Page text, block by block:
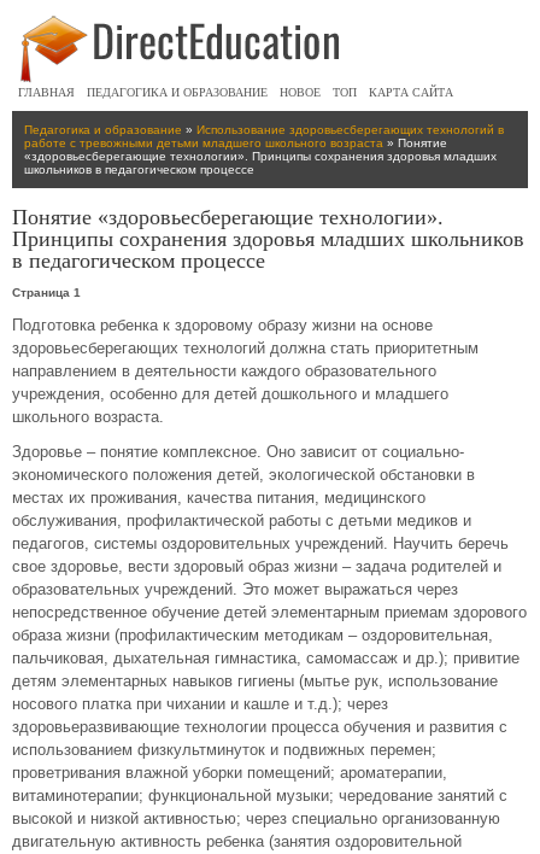
ГЛАВНАЯ ПЕДАГОГИКА И ОБРАЗОВАНИЕ НОВОЕ ТОП КАРТА САЙТА
Педагогика и образование » Использование здоровьесберегающих технологий в
работе с тревожными детьми младшего школьного возраста » Понятие
«здоровьесберегающие технологии». Принципы сохранения здоровья младших
школьников в педагогическом процессе
Понятие «здоровьесберегающие технологии».
Принципы сохранения здоровья младших школьников
в педагогическом процессе
Страница 1
Подготовка ребенка к здоровому образу жизни на основе
здоровьесберегающих технологий должна стать приоритетным
направлением в деятельности каждого образовательного
учреждения, особенно для детей дошкольного и младшего
школьного возраста.
Здоровье – понятие комплексное. Оно зависит от социально-
экономического положения детей, экологической обстановки в
местах их проживания, качества питания, медицинского
обслуживания, профилактической работы с детьми медиков и
педагогов, системы оздоровительных учреждений. Научить беречь
свое здоровье, вести здоровый образ жизни – задача родителей и
образовательных учреждений. Это может выражаться через
непосредственное обучение детей элементарным приемам здорового
образа жизни (профилактическим методикам – оздоровительная,
пальчиковая, дыхательная гимнастика, самомассаж и др.); привитие
детям элементарных навыков гигиены (мытье рук, использование
носового платка при чихании и кашле и т.д.); через
здоровьеразвивающие технологии процесса обучения и развития с
использованием физкультминуток и подвижных перемен;
проветривания влажной уборки помещений; ароматерапии,
витаминотерапии; функциональной музыки; чередование занятий с
высокой и низкой активностью; через специально организованную
двигательную активность ребенка (занятия оздоровительной